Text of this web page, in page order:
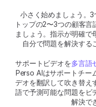
小さく始めましょう。
トップの2〜3つの顧客
ましょう。指示が明確
自分で問題を解決する
サポートビデオを多言語
Perso AIはサポートチー
デオを翻訳して吹き替え
語で予測可能な問題をビ
解決で